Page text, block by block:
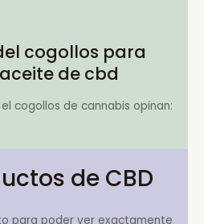
cogollos para
de cbd
cogollos de cannabis opinan:
de CBD
para poder ver exactamente